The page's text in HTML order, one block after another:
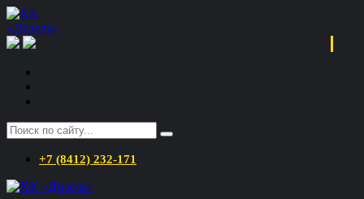
+7 (8412) 232-171